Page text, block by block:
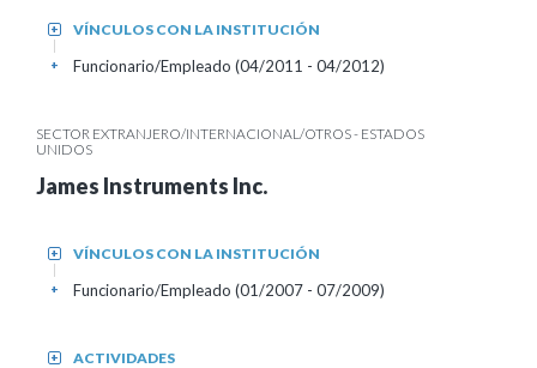
VÍNCULOS CON LA INSTITUCIÓN
+
Funcionario/Empleado (04/2011 - 04/2012)
+
SECTOR EXTRANJERO/INTERNACIONAL/OTROS - ESTADOS
UNIDOS
James Instruments Inc.
VÍNCULOS CON LA INSTITUCIÓN
+
Funcionario/Empleado (01/2007 - 07/2009)
+
ACTIVIDADES
+